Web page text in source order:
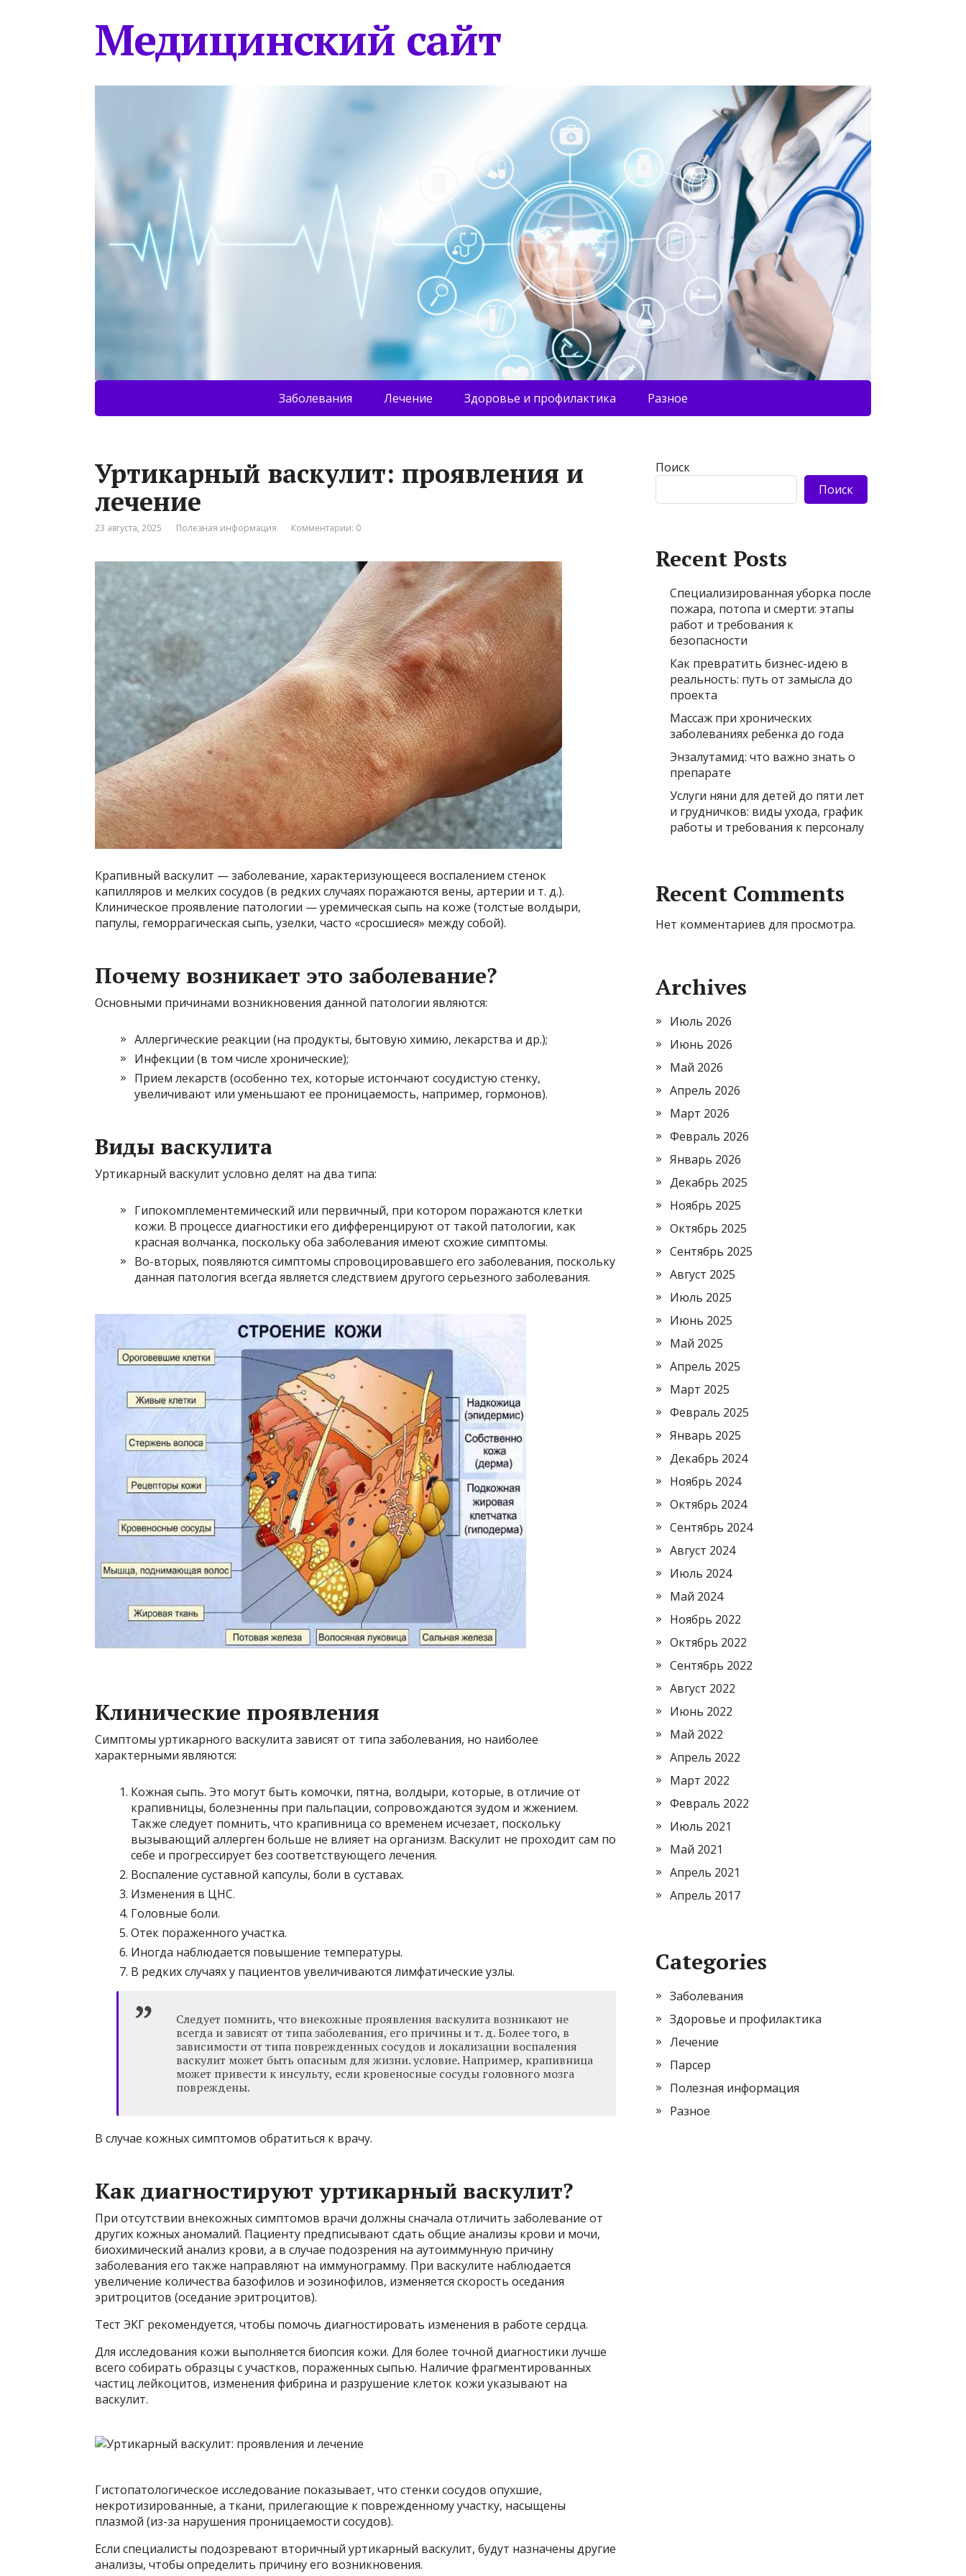
Медицинский сайт
Заболевания Лечение Здоровье и профилактика Разное
Уртикарный васкулит: проявления и
лечение
23 августа, 2025 Полезная информация Комментарии: 0
Крапивный васкулит — заболевание, характеризующееся воспалением стенок
капилляров и мелких сосудов (в редких случаях поражаются вены, артерии и т. д.).
Клиническое проявление патологии — уремическая сыпь на коже (толстые волдыри,
папулы, геморрагическая сыпь, узелки, часто «сросшиеся» между собой).
Почему возникает это заболевание?
Основными причинами возникновения данной патологии являются:
Аллергические реакции (на продукты, бытовую химию, лекарства и др.);
Инфекции (в том числе хронические);
Прием лекарств (особенно тех, которые истончают сосудистую стенку,
увеличивают или уменьшают ее проницаемость, например, гормонов).
Виды васкулита
Уртикарный васкулит условно делят на два типа:
Гипокомплементемический или первичный, при котором поражаются клетки
кожи. В процессе диагностики его дифференцируют от такой патологии, как
красная волчанка, поскольку оба заболевания имеют схожие симптомы.
Во-вторых, появляются симптомы спровоцировавшего его заболевания, поскольку
данная патология всегда является следствием другого серьезного заболевания.
Клинические проявления
Симптомы уртикарного васкулита зависят от типа заболевания, но наиболее
характерными являются:
Кожная сыпь. Это могут быть комочки, пятна, волдыри, которые, в отличие от
крапивницы, болезненны при пальпации, сопровождаются зудом и жжением.
Также следует помнить, что крапивница со временем исчезает, поскольку
вызывающий аллерген больше не влияет на организм. Васкулит не проходит сам по
себе и прогрессирует без соответствующего лечения.
Воспаление суставной капсулы, боли в суставах.
Изменения в ЦНС.
Головные боли.
Отек пораженного участка.
Иногда наблюдается повышение температуры.
В редких случаях у пациентов увеличиваются лимфатические узлы.
Следует помнить, что внекожные проявления васкулита возникают не
всегда и зависят от типа заболевания, его причины и т. д. Более того, в
зависимости от типа поврежденных сосудов и локализации воспаления
васкулит может быть опасным для жизни. условие. Например, крапивница
может привести к инсульту, если кровеносные сосуды головного мозга
повреждены.
В случае кожных симптомов обратиться к врачу.
Как диагностируют уртикарный васкулит?
При отсутствии внекожных симптомов врачи должны сначала отличить заболевание от
других кожных аномалий. Пациенту предписывают сдать общие анализы крови и мочи,
биохимический анализ крови, а в случае подозрения на аутоиммунную причину
заболевания его также направляют на иммунограмму. При васкулите наблюдается
увеличение количества базофилов и эозинофилов, изменяется скорость оседания
эритроцитов (оседание эритроцитов).
Тест ЭКГ рекомендуется, чтобы помочь диагностировать изменения в работе сердца.
Для исследования кожи выполняется биопсия кожи. Для более точной диагностики лучше
всего собирать образцы с участков, пораженных сыпью. Наличие фрагментированных
частиц лейкоцитов, изменения фибрина и разрушение клеток кожи указывают на
васкулит.
Гистопатологическое исследование показывает, что стенки сосудов опухшие,
некротизированные, а ткани, прилегающие к поврежденному участку, насыщены
плазмой (из-за нарушения проницаемости сосудов).
Если специалисты подозревают вторичный уртикарный васкулит, будут назначены другие
анализы, чтобы определить причину его возникновения.
Поиск
Поиск
Recent Posts
Специализированная уборка после
пожара, потопа и смерти: этапы
работ и требования к
безопасности
Как превратить бизнес-идею в
реальность: путь от замысла до
проекта
Массаж при хронических
заболеваниях ребенка до года
Энзалутамид: что важно знать о
препарате
Услуги няни для детей до пяти лет
и грудничков: виды ухода, график
работы и требования к персоналу
Recent Comments
Нет комментариев для просмотра.
Archives
Июль 2026
Июнь 2026
Май 2026
Апрель 2026
Март 2026
Февраль 2026
Январь 2026
Декабрь 2025
Ноябрь 2025
Октябрь 2025
Сентябрь 2025
Август 2025
Июль 2025
Июнь 2025
Май 2025
Апрель 2025
Март 2025
Февраль 2025
Январь 2025
Декабрь 2024
Ноябрь 2024
Октябрь 2024
Сентябрь 2024
Август 2024
Июль 2024
Май 2024
Ноябрь 2022
Октябрь 2022
Сентябрь 2022
Август 2022
Июнь 2022
Май 2022
Апрель 2022
Март 2022
Февраль 2022
Июль 2021
Май 2021
Апрель 2021
Апрель 2017
Categories
Заболевания
Здоровье и профилактика
Лечение
Парсер
Полезная информация
Разное